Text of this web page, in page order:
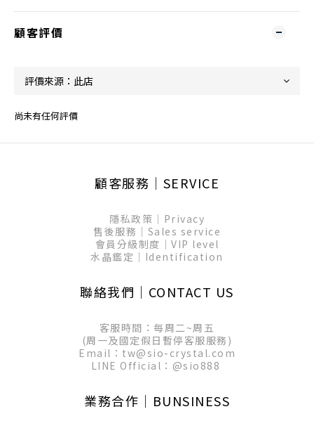
顧客評價
尚未有任何評價
顧客服務│SERVICE
隱私政策│Privacy
售後服務│Sales service
會員分級制度│VIP level
水晶鑑定│Identification
聯絡我們│CONTACT US
客服時間：每周二~周五
(周一及國定假日暫停客服服務)
Email：tw@sio-crystal.com
LINE Official： @sio888
業務合作│BUNSINESS